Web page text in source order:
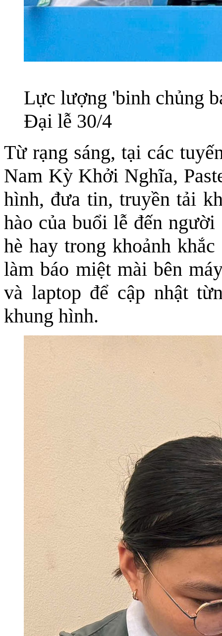
Lực lượng 'binh chủng
Đại lễ 30/4
Từ rạng sáng, tại các
Nam Kỳ Khởi Nghĩa,
hình, đưa tin, truyền tải
hào của buổi lễ đến
hè hay trong khoảnh
làm báo miệt mài bên
và laptop để cập nhật
khung hình.